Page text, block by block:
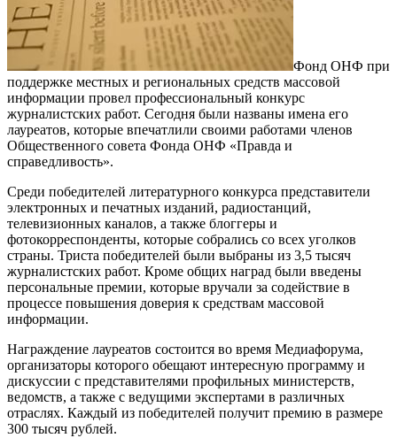
Фонд ОНФ при
поддержке местных и региональных средств массовой
информации провел профессиональный конкурс
журналистских работ. Сегодня были названы имена его
лауреатов, которые впечатлили своими работами членов
Общественного совета Фонда ОНФ «Правда и
справедливость».
Среди победителей литературного конкурса представители
электронных и печатных изданий, радиостанций,
телевизионных каналов, а также блоггеры и
фотокорреспонденты, которые собрались со всех уголков
страны. Триста победителей были выбраны из 3,5 тысяч
журналистских работ. Кроме общих наград были введены
персональные премии, которые вручали за содействие в
процессе повышения доверия к средствам массовой
информации.
Награждение лауреатов состоится во время Медиафорума,
организаторы которого обещают интересную программу и
дискуссии с представителями профильных министерств,
ведомств, а также с ведущими экспертами в различных
отраслях. Каждый из победителей получит премию в размере
300 тысяч рублей.